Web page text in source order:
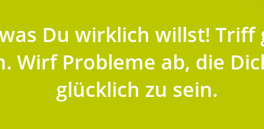
Du wirklich willst! Triff
Wirf Probleme ab, die
glücklich zu sein.